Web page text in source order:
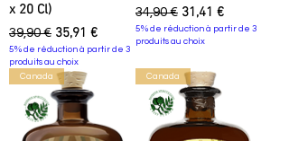
x 20 Cl)
Prix original
39,90 € Prix promotionnel
35,91 €
5% de réduction à partir de 3
produits au choix
Prix original
34,90 € Prix promotionnel
31,41 €
5% de réduction à partir de 3
produits au choix
Canada Canada